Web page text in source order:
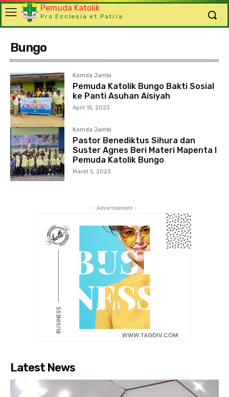
Pemuda Katolik
Pro Ecclesia et Patria
Bungo
Komda Jambi
Pemuda Katolik Bungo Bakti Sosial
ke Panti Asuhan Aisiyah
April 15, 2023
Komda Jambi
Pastor Benediktus Sihura dan
Suster Agnes Beri Materi Mapenta I
Pemuda Katolik Bungo
Maret 5, 2023
- Advertisement -
Latest News